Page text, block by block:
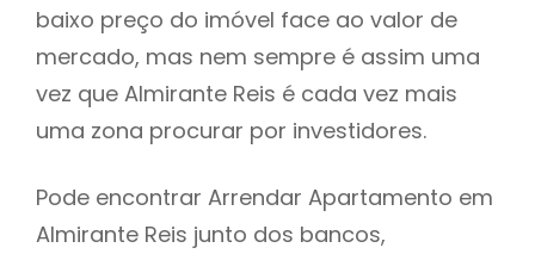
baixo preço do imóvel face ao valor de
mercado, mas nem sempre é assim uma
vez que Almirante Reis é cada vez mais
uma zona procurar por investidores.
Pode encontrar Arrendar Apartamento em
Almirante Reis junto dos bancos,